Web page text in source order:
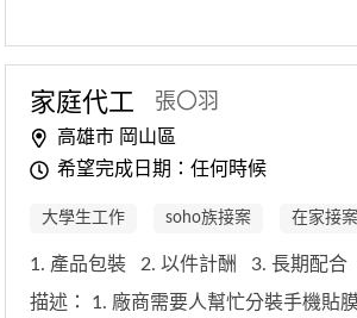
家庭代工 張〇羽
高雄市 岡山區
希望完成日期：任何時候
大學生工作 soho族接案 在家接案
1. 產品包裝 2. 以件計酬 3. 長期配合
描述： 1. 廠商需要人幫忙分裝手機貼